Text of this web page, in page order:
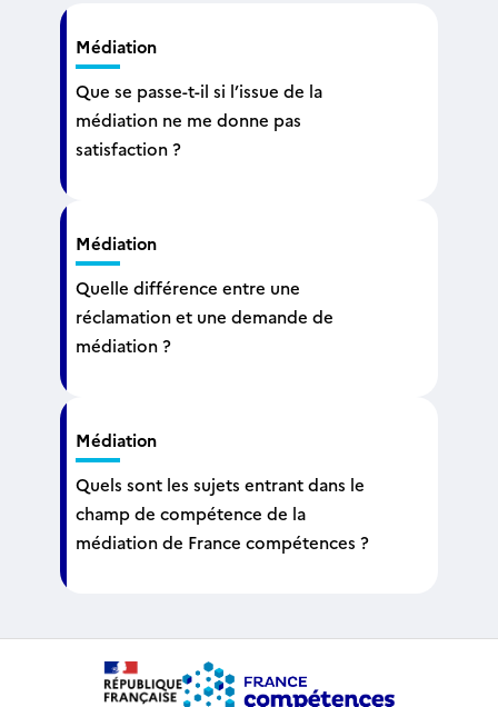
Médiation
Que se passe-t-il si l’issue de la
médiation ne me donne pas
satisfaction ?
Médiation
Quelle différence entre une
réclamation et une demande de
médiation ?
Médiation
Quels sont les sujets entrant dans le
champ de compétence de la
médiation de France compétences ?